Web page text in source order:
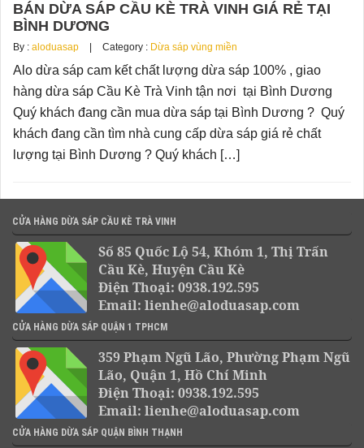
BÁN DỪA SÁP CẦU KÈ TRÀ VINH GIÁ RẺ TẠI
BÌNH DƯƠNG
By : aloduasap Category : Dừa sáp vùng miền
Alo dừa sáp cam kết chất lượng dừa sáp 100% , giao
hàng dừa sáp Cầu Kè Trà Vinh tận nơi tại Bình Dương
Quý khách đang cần mua dừa sáp tại Bình Dương ? Quý
khách đang cần tìm nhà cung cấp dừa sáp giá rẻ chất
lượng tại Bình Dương ? Quý khách […]
CỬA HÀNG DỪA SÁP CẦU KÈ TRÀ VINH
Số 85 Quốc Lộ 54, Khóm 1, Thị Trấn
Cầu Kè, Huyện Cầu Kè
Điện Thoại: 0938.192.595
Email: lienhe@aloduasap.com
CỬA HÀNG DỪA SÁP QUẬN 1 TPHCM
359 Phạm Ngũ Lão, Phường Phạm Ngũ
Lão, Quận 1, Hồ Chí Minh
Điện Thoại: 0938.192.595
Email: lienhe@aloduasap.com
CỬA HÀNG DỪA SÁP QUẬN BÌNH THẠNH